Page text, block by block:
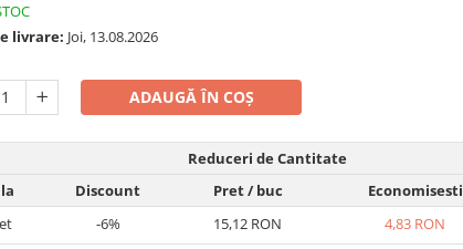
livrare: Joi, 13.08.2026
ADAUGĂ ÎN COȘ
Reduceri de Cantitate
Discount Pret/ buc
Economisesti
-6% 15,12 RON 4,83 RON